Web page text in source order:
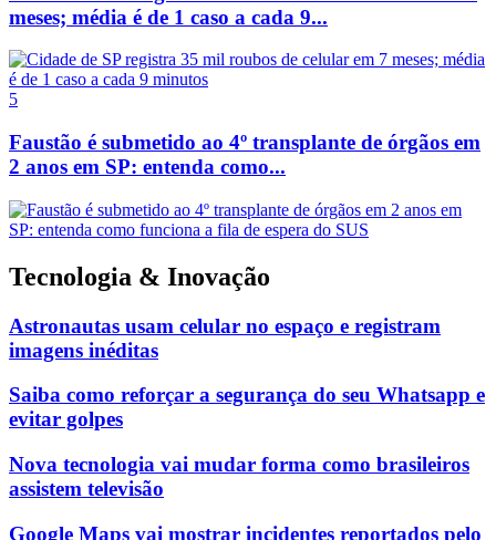
meses; média é de 1 caso a cada 9...
5
Faustão é submetido ao 4º transplante de órgãos em
2 anos em SP: entenda como...
Tecnologia & Inovação
Astronautas usam celular no espaço e registram
imagens inéditas
Saiba como reforçar a segurança do seu Whatsapp e
evitar golpes
Nova tecnologia vai mudar forma como brasileiros
assistem televisão
Google Maps vai mostrar incidentes reportados pelo